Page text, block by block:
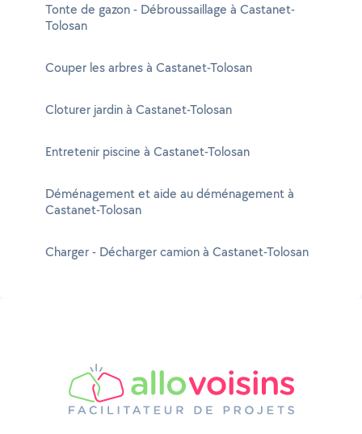
Tonte de gazon - Débroussaillage à Castanet-
Tolosan
Couper les arbres à Castanet-Tolosan
Cloturer jardin à Castanet-Tolosan
Entretenir piscine à Castanet-Tolosan
Déménagement et aide au déménagement à
Castanet-Tolosan
Charger - Décharger camion à Castanet-Tolosan